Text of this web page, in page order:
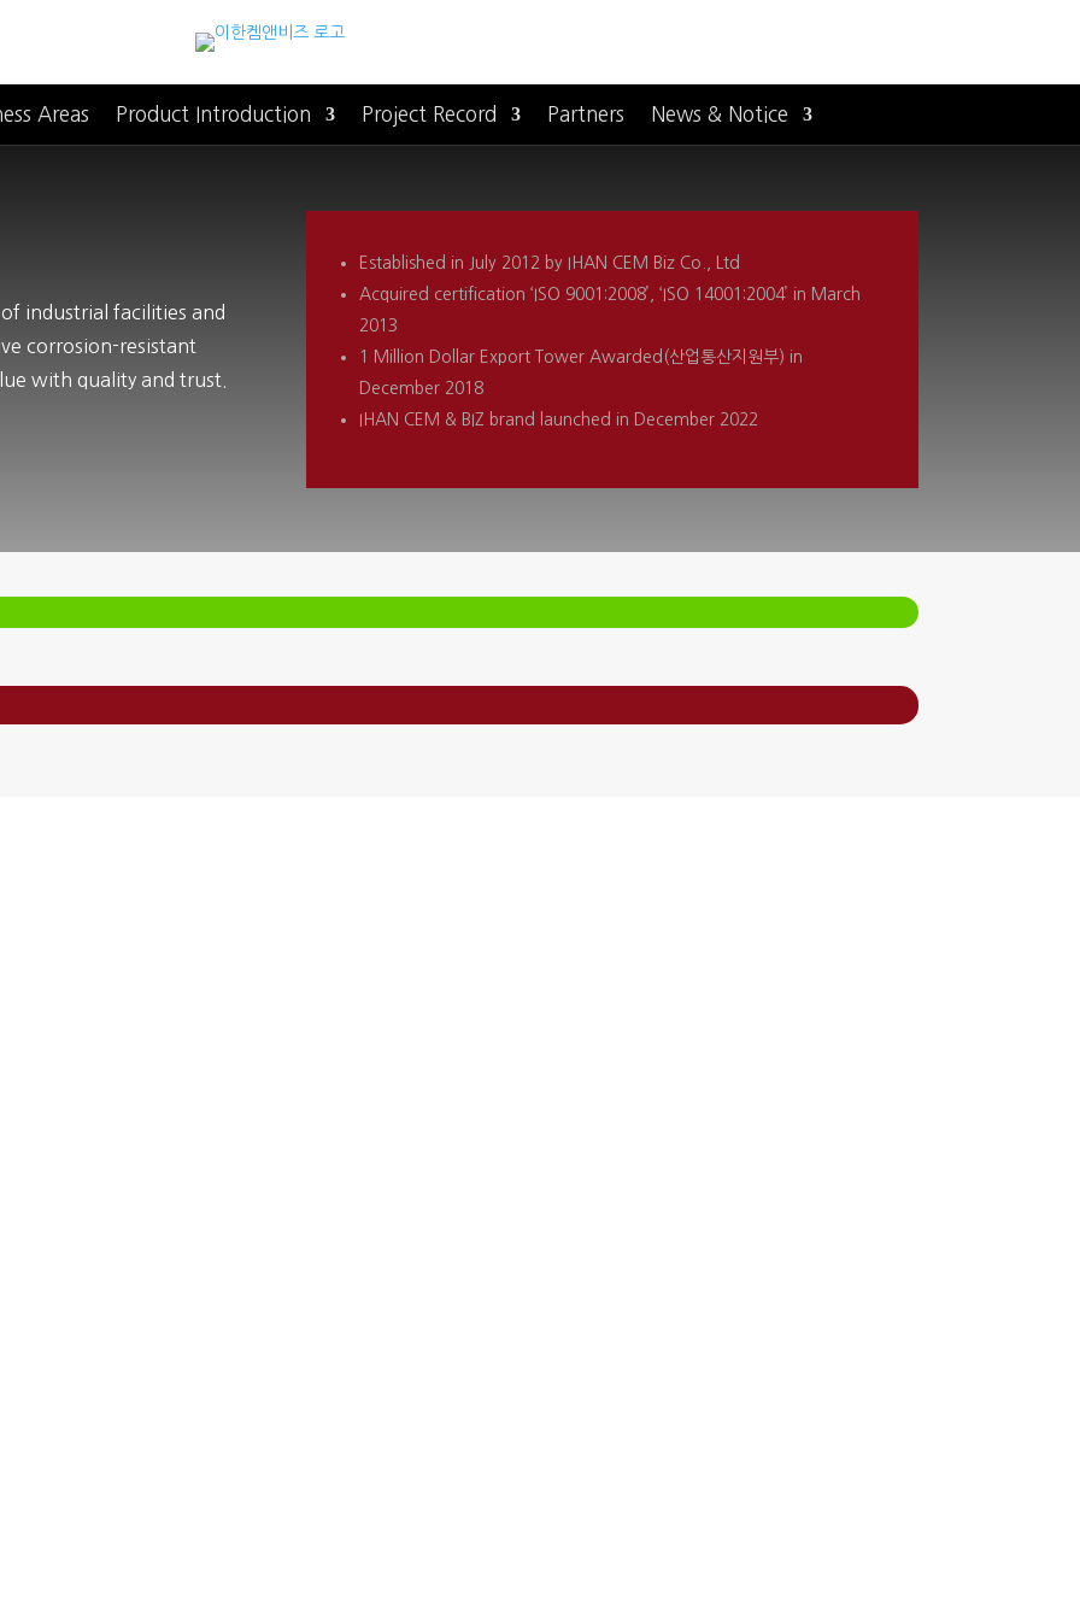
Areas Product Introduction Project Record Partners News & Notice
industrial facilities and
corrosion-resistant
with quality and trust.
Established in July 2012 by IHAN CEM Biz Co., Ltd
Acquired certification ‘ISO 9001:2008’, ‘ISO 14001:2004’ in March
2013
1 Million Dollar Export Tower Awarded(산업통산지원부) in
December 2018
IHAN CEM & BIZ brand launched in December 2022